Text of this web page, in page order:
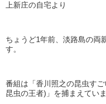
上新庄の自宅より
ちょうど1年前、淡路島の両
す。
番組は「香川照之の昆虫す
昆虫の王者)」を捕まえていま